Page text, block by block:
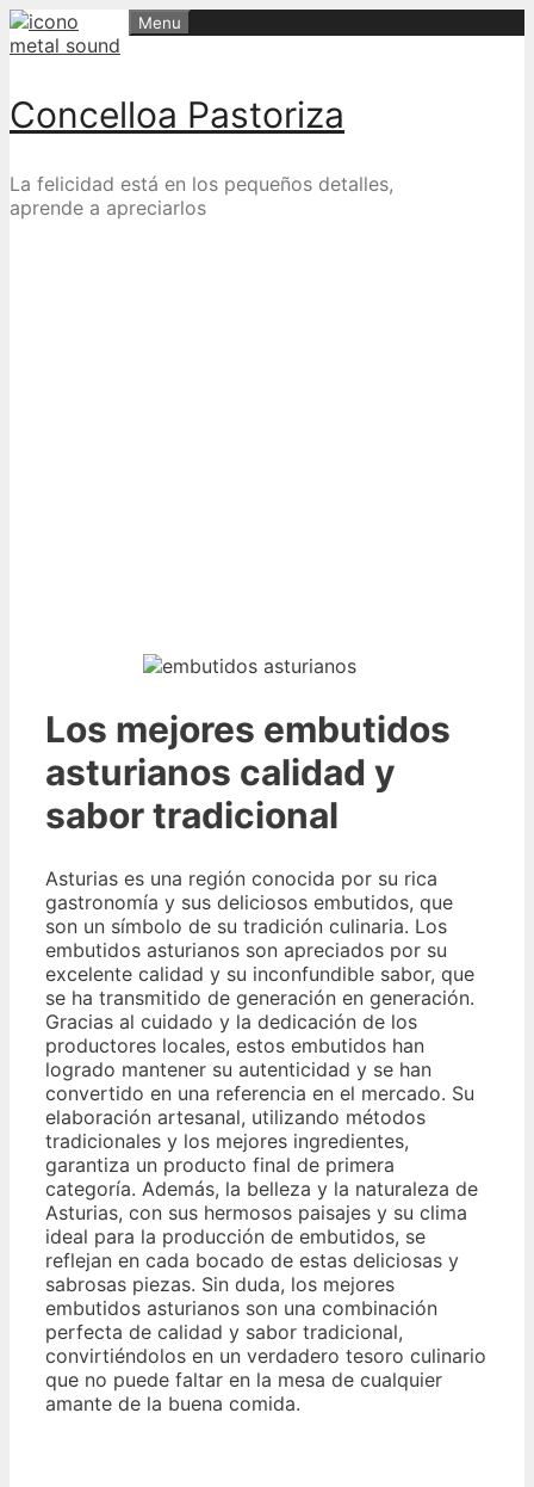
Skip
to
Concelloa Pastoriza
La felicidad está en los pequeños detalles,
aprende a apreciarlos
Menu
Los mejores embutidos
asturianos calidad y
sabor tradicional
Asturias es una región conocida por su rica
gastronomía y sus deliciosos embutidos, que
son un símbolo de su tradición culinaria. Los
embutidos asturianos son apreciados por su
excelente calidad y su inconfundible sabor, que
se ha transmitido de generación en generación.
Gracias al cuidado y la dedicación de los
productores locales, estos embutidos han
logrado mantener su autenticidad y se han
convertido en una referencia en el mercado. Su
elaboración artesanal, utilizando métodos
tradicionales y los mejores ingredientes,
garantiza un producto final de primera
categoría. Además, la belleza y la naturaleza de
Asturias, con sus hermosos paisajes y su clima
ideal para la producción de embutidos, se
reflejan en cada bocado de estas deliciosas y
sabrosas piezas. Sin duda, los mejores
embutidos asturianos son una combinación
perfecta de calidad y sabor tradicional,
convirtiéndolos en un verdadero tesoro culinario
que no puede faltar en la mesa de cualquier
amante de la buena comida.